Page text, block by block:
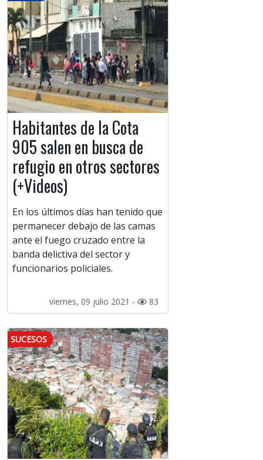
Habitantes de la Cota
905 salen en busca de
refugio en otros sectores
(+Videos)
En los últimos días han tenido que
permanecer debajo de las camas
ante el fuego cruzado entre la
banda delictiva del sector y
funcionarios policiales.
viernes, 09 julio 2021 - 83
SUCESOS